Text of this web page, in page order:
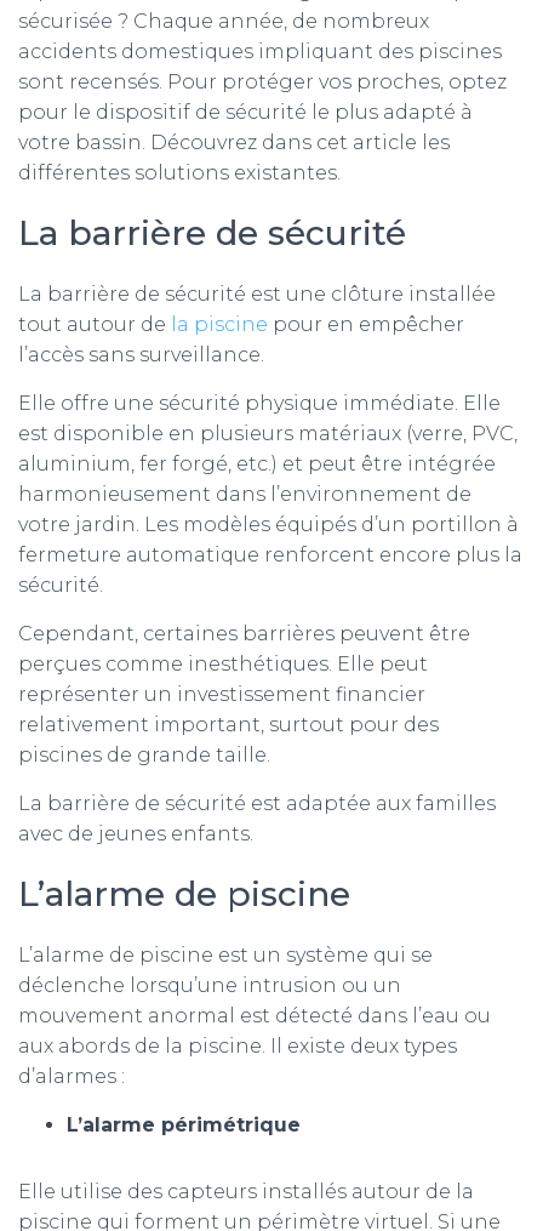
sécurisée ? Chaque année, de nombreux
accidents domestiques impliquant des piscines
sont recensés. Pour protéger vos proches, optez
pour le dispositif de sécurité le plus adapté à
votre bassin. Découvrez dans cet article les
différentes solutions existantes.
La barrière de sécurité
La barrière de sécurité est une clôture installée
tout autour de la piscine pour en empêcher
l’accès sans surveillance.
Elle offre une sécurité physique immédiate. Elle
est disponible en plusieurs matériaux (verre, PVC,
aluminium, fer forgé, etc.) et peut être intégrée
harmonieusement dans l’environnement de
votre jardin. Les modèles équipés d’un portillon à
fermeture automatique renforcent encore plus la
sécurité.
Cependant, certaines barrières peuvent être
perçues comme inesthétiques. Elle peut
représenter un investissement financier
relativement important, surtout pour des
piscines de grande taille.
La barrière de sécurité est adaptée aux familles
avec de jeunes enfants.
L’alarme de piscine
L’alarme de piscine est un système qui se
déclenche lorsqu’une intrusion ou un
mouvement anormal est détecté dans l’eau ou
aux abords de la piscine. Il existe deux types
d’alarmes :
L’alarme périmétrique
Elle utilise des capteurs installés autour de la
piscine qui forment un périmètre virtuel. Si une